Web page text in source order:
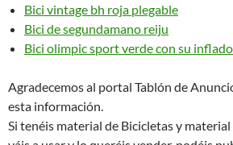
Bici vintage bh roja plegable
Bici de segundamano reiju
Bici olimpic sport verde con su
Agradecemos al portal Tablón de
esta información.
Si tenéis material de Bicicletas y